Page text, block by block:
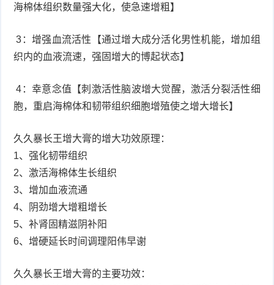
海棉体组织数量强大化，使急速增粗】
3：增强血流活性【通过增大成分活化男性机能，增加组
织内的血液流速，强固增大的博起状态】
4：幸意念值【刺激活性脑波增大觉醒，激活分裂活性细
胞，重启海棉体和韧带组织细胞增殖使之增大增长】
久久暴长王增大膏的增大功效原理：
1、强化韧带组织
2、激活海棉体生长组织
3、增加血液流通
4、阴劲增大增粗增长
5、补肾固精滋阴补阳
6、增硬延长时间调理阳伟早谢
久久暴长王增大膏的主要功效：